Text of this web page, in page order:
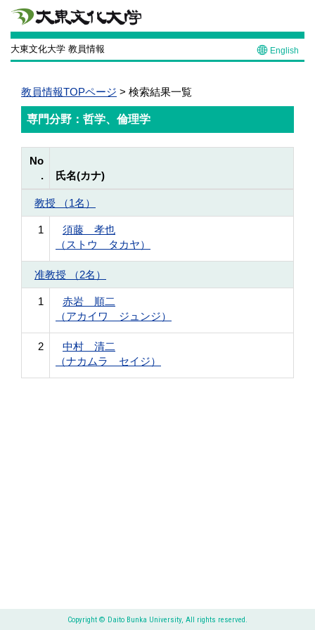
大東文化大学 教員情報 English
教員情報TOPページ > 検索結果一覧
専門分野：哲学、倫理学
No
.
氏名(カナ)
教授 （1名）
1
須藤 孝也
（ストウ タカヤ）
准教授 （2名）
1
赤岩 順二
（アカイワ ジュンジ）
2
中村 清二
（ナカムラ セイジ）
Copyright © Daito Bunka University, All rights reserved.